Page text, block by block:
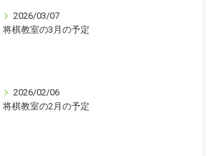
2026/03/07
将棋教室の3月の予定
2026/02/06
将棋教室の2月の予定